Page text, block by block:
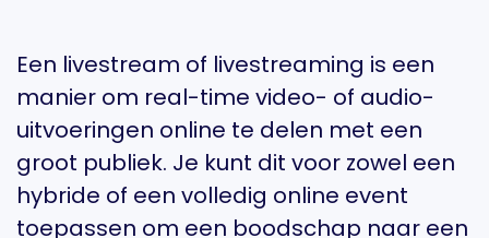
Een livestream of livestreaming is een
manier om real-time video- of audio-
uitvoeringen online te delen met een
groot publiek. Je kunt dit voor zowel een
hybride of een volledig online event
toepassen om een boodschap naar een